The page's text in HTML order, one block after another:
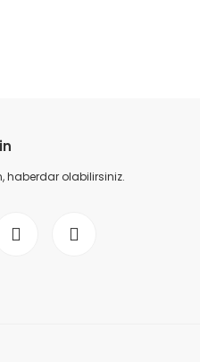
haberdar olabilirsiniz.